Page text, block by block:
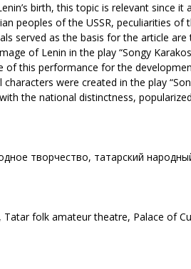
birth, this topic is relevant
peoples of the USSR, peculiarities
served as the basis for the article
of Lenin in the play “Songy
of this performance for the
were created in the play
the national distinctness,
творчество, татарский
Tatar folk amateur theatre, Palace of